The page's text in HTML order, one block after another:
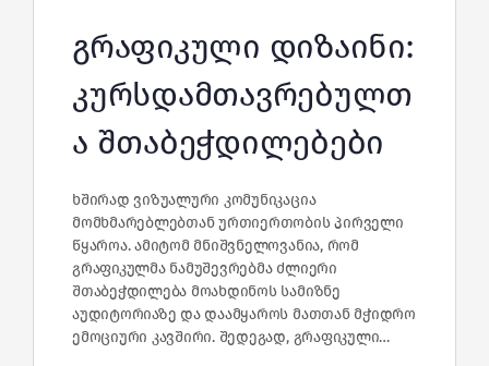
გრაფიკული დიზაინი:
კურსდამთავრებულთ
ა შთაბეჭდილებები
ხშირად ვიზუალური კომუნიკაცია
მომხმარებლებთან ურთიერთობის პირველი
წყაროა. ამიტომ მნიშვნელოვანია, რომ
გრაფიკულმა ნამუშევრებმა ძლიერი
შთაბეჭდილება მოახდინოს სამიზნე
აუდიტორიაზე და დაამყაროს მათთან მჭიდრო
ემოციური კავშირი. შედეგად, გრაფიკული…